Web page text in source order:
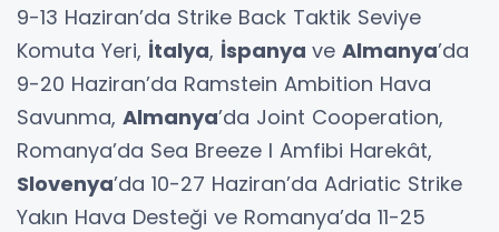
9-13 Haziran’da Strike Back Taktik Seviye
Komuta Yeri, İtalya, İspanya ve Almanya’da
9-20 Haziran’da Ramstein Ambition Hava
Savunma, Almanya’da Joint Cooperation,
Romanya’da Sea Breeze I Amfibi Harekât,
Slovenya’da 10-27 Haziran’da Adriatic Strike
Yakın Hava Desteği ve Romanya’da 11-25